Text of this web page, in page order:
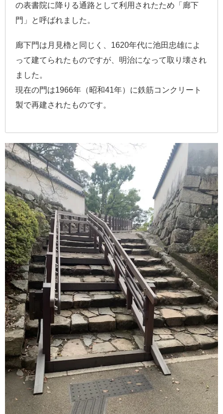
の表書院に降りる通路として利用されたため「廊下
門」と呼ばれました。
廊下門は月見櫓と同じく、1620年代に池田忠雄によ
って建てられたものですが、明治になって取り壊され
ました。
現在の門は1966年（昭和41年）に鉄筋コンクリート
製で再建されたものです。